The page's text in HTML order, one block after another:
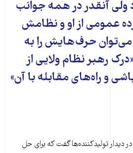
ولی آنقدر در همه جوانب
عمومی از او و نظامش
حرف‌هایش را به
رهبر نظام ولایی از
و راه‌های مقابله با آن»
خامنه‌ای در روز ۱۰ بهمن ۱۴۰۱ در دیدار تولیدکننده‌ها گفت که برای حل